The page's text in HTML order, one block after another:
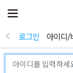
전
체
뉴
열
로그인 아이디/